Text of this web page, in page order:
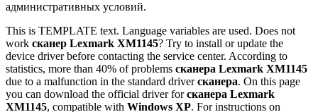
административных условий.
This is TEMPLATE text. Language variables are used. Does not
work сканер Lexmark XM1145? Try to install or update the
device driver before contacting the service center. According to
statistics, more than 40% of problems сканера Lexmark XM1145
due to a malfunction in the standard driverсканера. On this page
you can download the official driver forсканера Lexmark
XM1145, compatible with Windows XP. For instructions on